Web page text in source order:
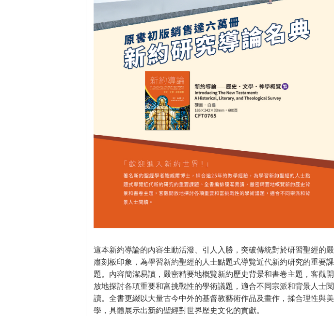
這本新約導論的內容生動活潑、引人入勝，突破傳統對於研習聖經的嚴
肅刻板印象，為學習新約聖經的人士點題式導覽近代新約研究的重要課
題。內容簡潔易讀，嚴密精要地概覽新約歷史背景和書卷主題，客觀開
放地探討各項重要和富挑戰性的學術議題，適合不同宗派和背景人士閱
讀。全書更綴以大量古今中外的基督教藝術作品及畫作，揉合理性與美
學，具體展示出新約聖經對世界歷史文化的貢獻。